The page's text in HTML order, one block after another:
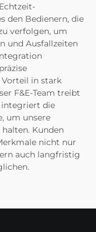
den Bedienern, die
verfolgen, um
und Ausfallzeiten
in stark
F&E-Team treibt
integriert die
um unsere
Kunden
nicht nur
auch langfristig